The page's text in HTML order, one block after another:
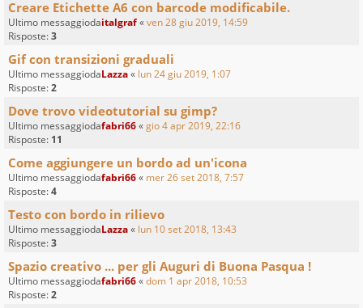
Creare Etichette A6 con barcode modificabile.
Ultimo messaggiodaitalgraf«ven 28 giu 2019, 14:59
Risposte:3
Gif con transizioni graduali
Ultimo messaggiodaLazza« lun 24 giu 2019, 1:07
Risposte:2
Dove trovo videotutorial su gimp?
Ultimo messaggiodafabri66«gio 4 apr 2019, 22:16
Risposte: 11
Come aggiungere un bordo ad un'icona
Ultimo messaggiodafabri66« mer 26 set 2018, 7:57
Risposte:4
Testo con bordo in rilievo
Ultimo messaggiodaLazza« lun 10 set 2018, 13:43
Risposte:3
Spazio creativo ... per gli Auguri di Buona Pasqua !
Ultimo messaggiodafabri66«dom 1 apr 2018, 10:53
Risposte:2